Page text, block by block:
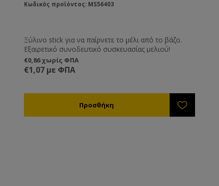
Κωδικός προϊόντος: MS56403
Ξύλινο stick για να παίρνετε το μέλι από το βάζο.
Εξαιρετικό συνοδευτικό συσκευασίας μελιού!
€0,86 χωρίς ΦΠΑ
€1,07 με ΦΠΑ